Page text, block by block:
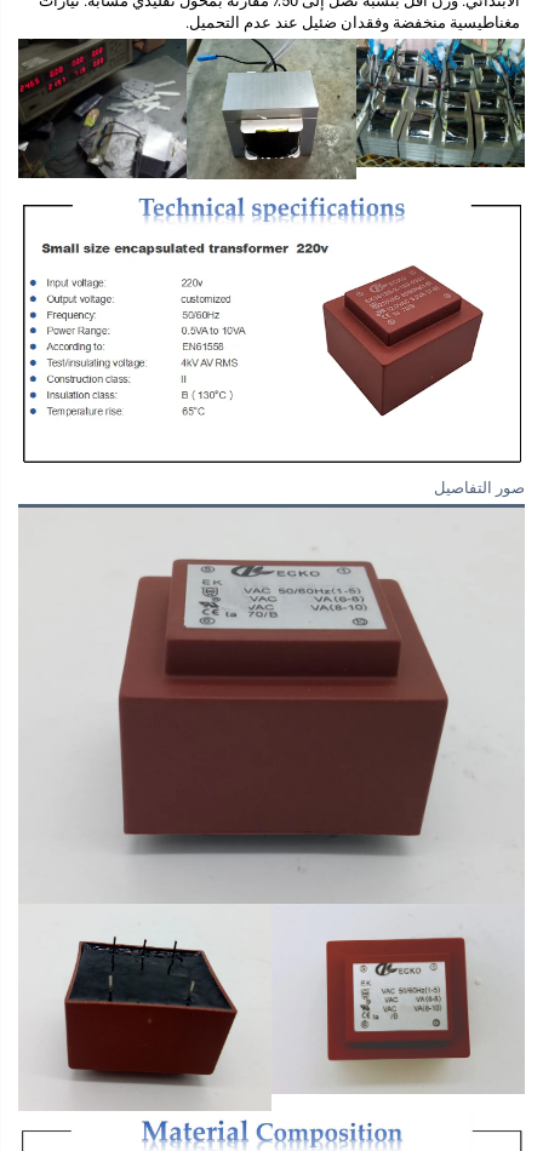
مغناطيسية منخفضة وفقدان ضئيل عند عدم التحميل.
صور التفاصيل